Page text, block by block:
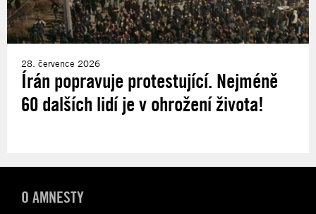
28. července 2026
Írán popravuje protestující. Nejméně
60 dalších lidí je v ohrožení života!
O AMNESTY